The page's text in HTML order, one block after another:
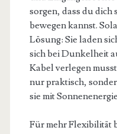
sorgen, dass du
bewegen kannst.
Lösung: Sie laden
sich bei Dunkelheit
Kabel verlegen
nur praktisch,
sie mit
Für mehr Flexibilität